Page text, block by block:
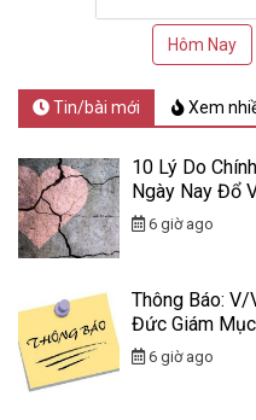
Hôm Nay
Tin/bài mới Xem
10 Lý Do
Ngày Nay Đổ
6 giờ ago
Thông Báo:
Đức Giám
6 giờ ago